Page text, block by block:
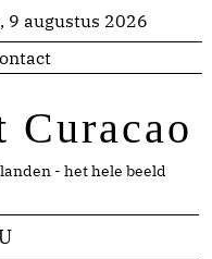
9 augustus 2026
Curacao
- het hele beeld